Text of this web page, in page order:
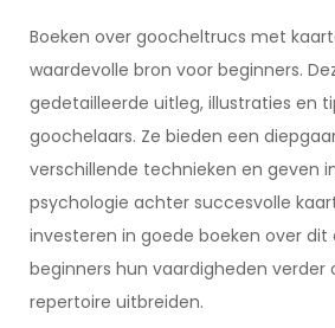
Boeken over goocheltrucs met
waardevolle bron voor beginners.
gedetailleerde uitleg, illustraties en
goochelaars. Ze bieden een
verschillende technieken en geven
psychologie achter succesvolle
investeren in goede boeken over dit
beginners hun vaardigheden verder
repertoire uitbreiden.